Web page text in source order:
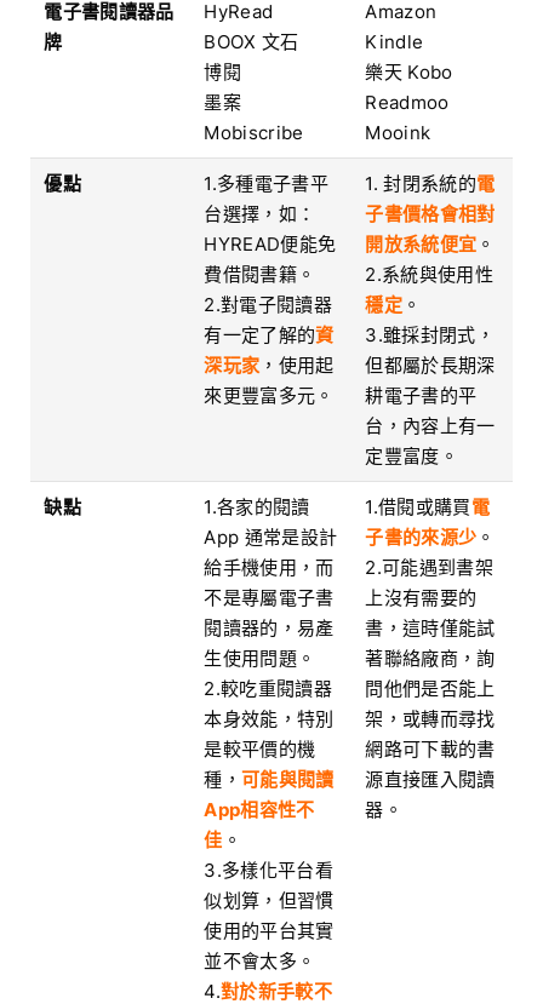
電子書閱讀器品
牌
HyRead
BOOX 文石
博閱
墨案
Mobiscribe
Amazon
Kindle
樂天 Kobo
Readmoo ​​
Mooink
優點
1.多種電子書平
台選擇，如：
HYREAD便能免
費借閱書籍。
2.對電子閱讀器
有一定了解的資
深玩家 ，使用起
來更豐富多元。
1. 封閉系統的電
子書價格會相對
開放系統便宜 。
2.系統與使用性
穩定。
3.雖採封閉式，
但都屬於長期深
耕電子書的平
台，內容上有一
定豐富度。
缺點
1.各家的閱讀
App 通常是設計
給手機使用，而
不是專屬電子書
閱讀器的，易產
生使用問題。
2.較吃重閱讀器
本身效能，特別
是較平價的機
種， 可能與閱讀
App相容性不
佳 。
3.多樣化平台看
似划算，但習慣
使用的平台其實
並不會太多。
4.對於新手較不
1.借閱或購買電
子書的來源少 。
2.可能遇到書架
上沒有需要的
書，這時僅能試
著聯絡廠商，詢
問他們是否能上
架，或轉而尋找
網路可下載的書
源直接匯入閱讀
器。